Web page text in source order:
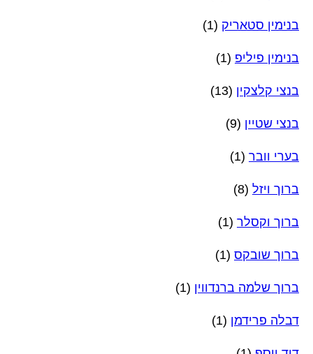
בנימין סטאריק (1)
בנימין פיליפ (1)
בנצי קלצקין (13)
בנצי שטיין (9)
בערי וובר (1)
ברוך ויזל (8)
ברוך וקסלר (1)
ברוך שובקס (1)
ברוך שלמה ברנדווין (1)
דבלה פרידמן (1)